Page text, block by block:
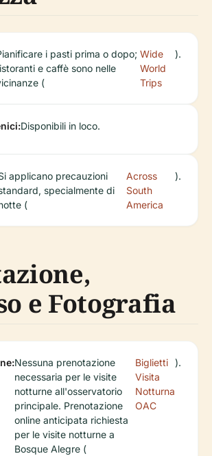
i pasti prima o dopo;
e caffè sono nelle
(
Wide
World
Trips
).
Disponibili in loco.
applicano precauzioni
specialmente di
(
Across
South
America
).
e Fotografia
Nessuna prenotazione
necessaria per le visite
notturne all'osservatorio
principale. Prenotazione
online anticipata richiesta
per le visite notturne a
Bosque Alegre (
Biglietti
Visita
Notturna
OAC
).